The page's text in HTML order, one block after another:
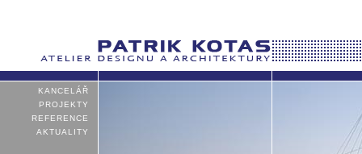
KANCELÁŘ
PROJEKTY
REFERENCE
AKTUALITY